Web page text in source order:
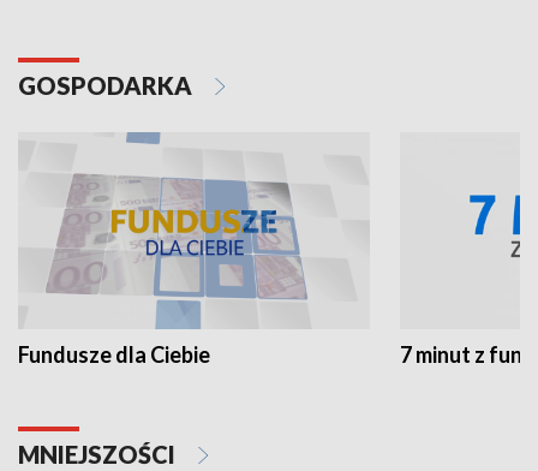
GOSPODARKA
Fundusze dla Ciebie 7 minut z
MNIEJSZOŚCI